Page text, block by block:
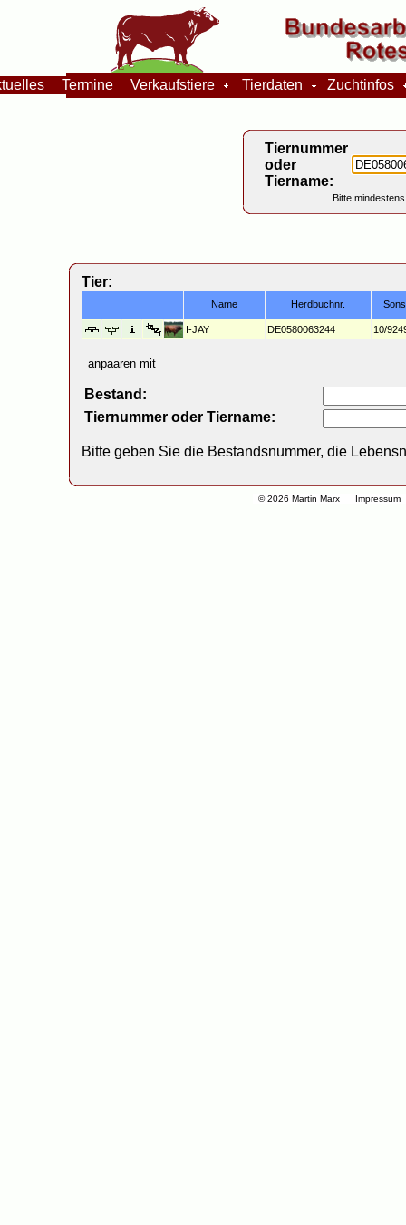
© 2026 Martin Marx Impressum
Termine Verkaufstiere Tierdaten Zuchtinfos
Tiernummer
oder
Tiername:
Bitte
Tier:
Name Herdbuchnr.
I-JAY DE0580063244 10/
anpaaren mit
Bestand:
Tiernummer oder Tiername:
Bitte geben Sie die Bestandsnummer, die